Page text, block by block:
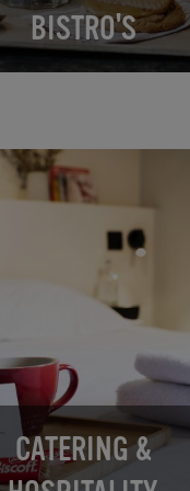
BISTRO'S
CATERING &